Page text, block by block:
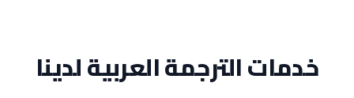
خدمات الترجمة العربية لدينا